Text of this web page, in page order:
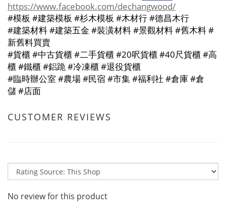
https://www.facebook.com/dechangwood/
#模板 #建築模板 #杉木模板 #木材行#德昌木行
#建築材料#建築五金 #裝潢材料#景觀材料#舊木料#
新舊料買賣
#貨櫃#中古貨櫃#二手貨櫃#20呎貨櫃#40尺貨櫃#高
櫃#鐵櫃#鋁跪#冷凍櫃#退役貨櫃
#臨時辦公室 #農場#民宿 #市集#福利社 #倉庫#倉
儲#店面
CUSTOMER REVIEWS
No review for this product